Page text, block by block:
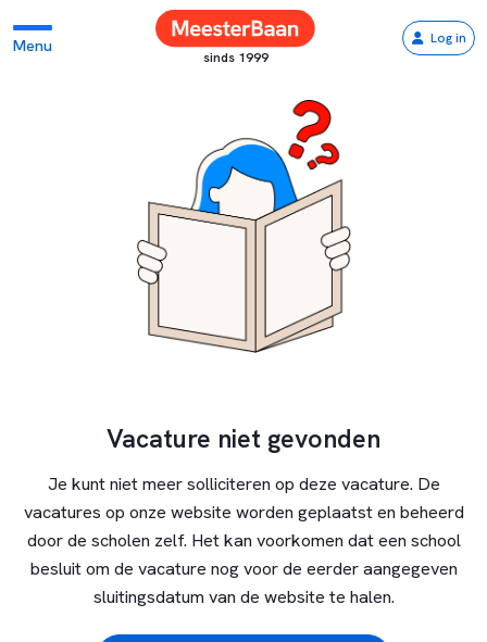
Menu
sinds 1999
Log in
Vacature niet gevonden
Je kunt niet meer solliciteren op deze vacature. De
vacatures op onze website worden geplaatst en beheerd
door de scholen zelf. Het kan voorkomen dat een school
besluit om de vacature nog voor de eerder aangegeven
sluitingsdatum van de website te halen.